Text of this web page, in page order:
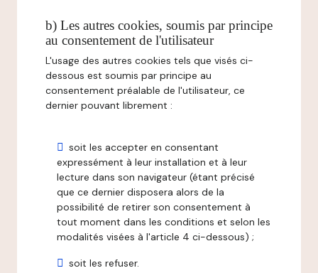
b) Les autres cookies, soumis par principe
au consentement de l'utilisateur
L'usage des autres cookies tels que visés ci-
dessous est soumis par principe au
consentement préalable de l'utilisateur, ce
dernier pouvant librement :
soit les accepter en consentant
expressément à leur installation et à leur
lecture dans son navigateur (étant précisé
que ce dernier disposera alors de la
possibilité de retirer son consentement à
tout moment dans les conditions et selon les
modalités visées à l'article 4 ci-dessous) ;
soit les refuser.